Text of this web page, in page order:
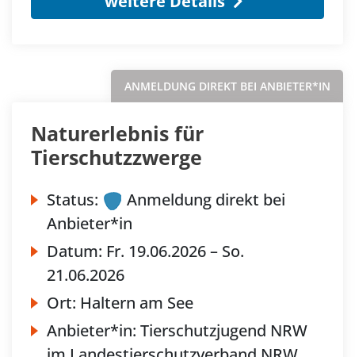
ANMELDUNG DIREKT BEI ANBIETER*IN
Naturerlebnis für
Tierschutzzwerge
Status:
Anmeldung direkt bei
Anbieter*in
Datum: Fr. 19.06.2026 – So.
21.06.2026
Ort: Haltern am See
Anbieter*in: Tierschutzjugend NRW